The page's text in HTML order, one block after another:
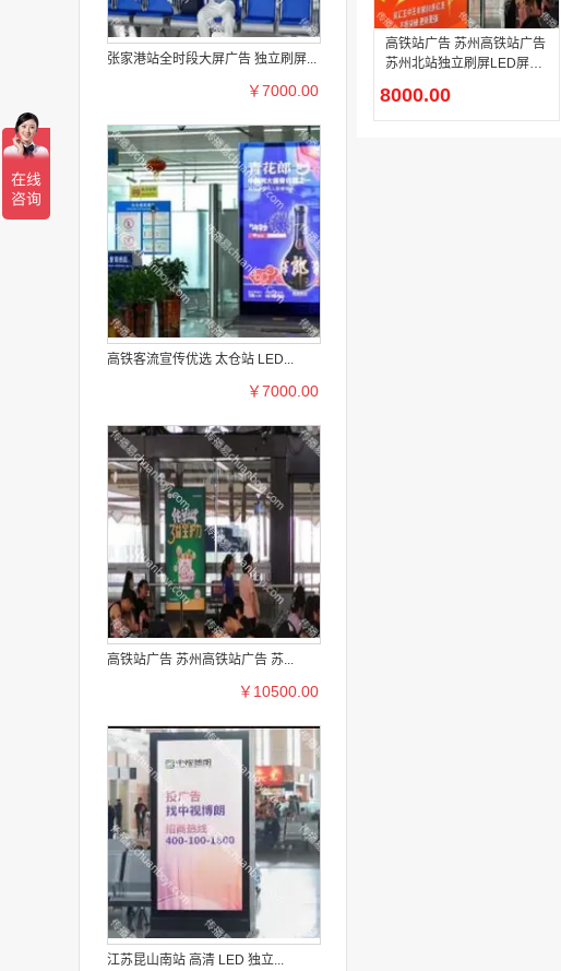
张家港站全时段大屏广告 独立刷屏...
￥7000.00
高铁客流宣传优选 太仓站 LED...
￥7000.00
高铁站广告 苏州高铁站广告 苏...
￥10500.00
江苏昆山南站 高清 LED 独立...
高铁站广告 苏州高铁站广告
苏州北站独立刷屏LED屏幕
8000.00